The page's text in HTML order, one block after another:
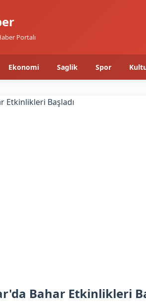
Portalı
Ekonomi Saglik Spor
Bahar Etkinlikleri